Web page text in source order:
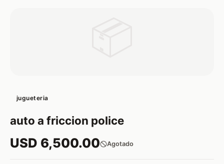
jugueteria
auto a friccion police
USD 6,500.00 Agotado